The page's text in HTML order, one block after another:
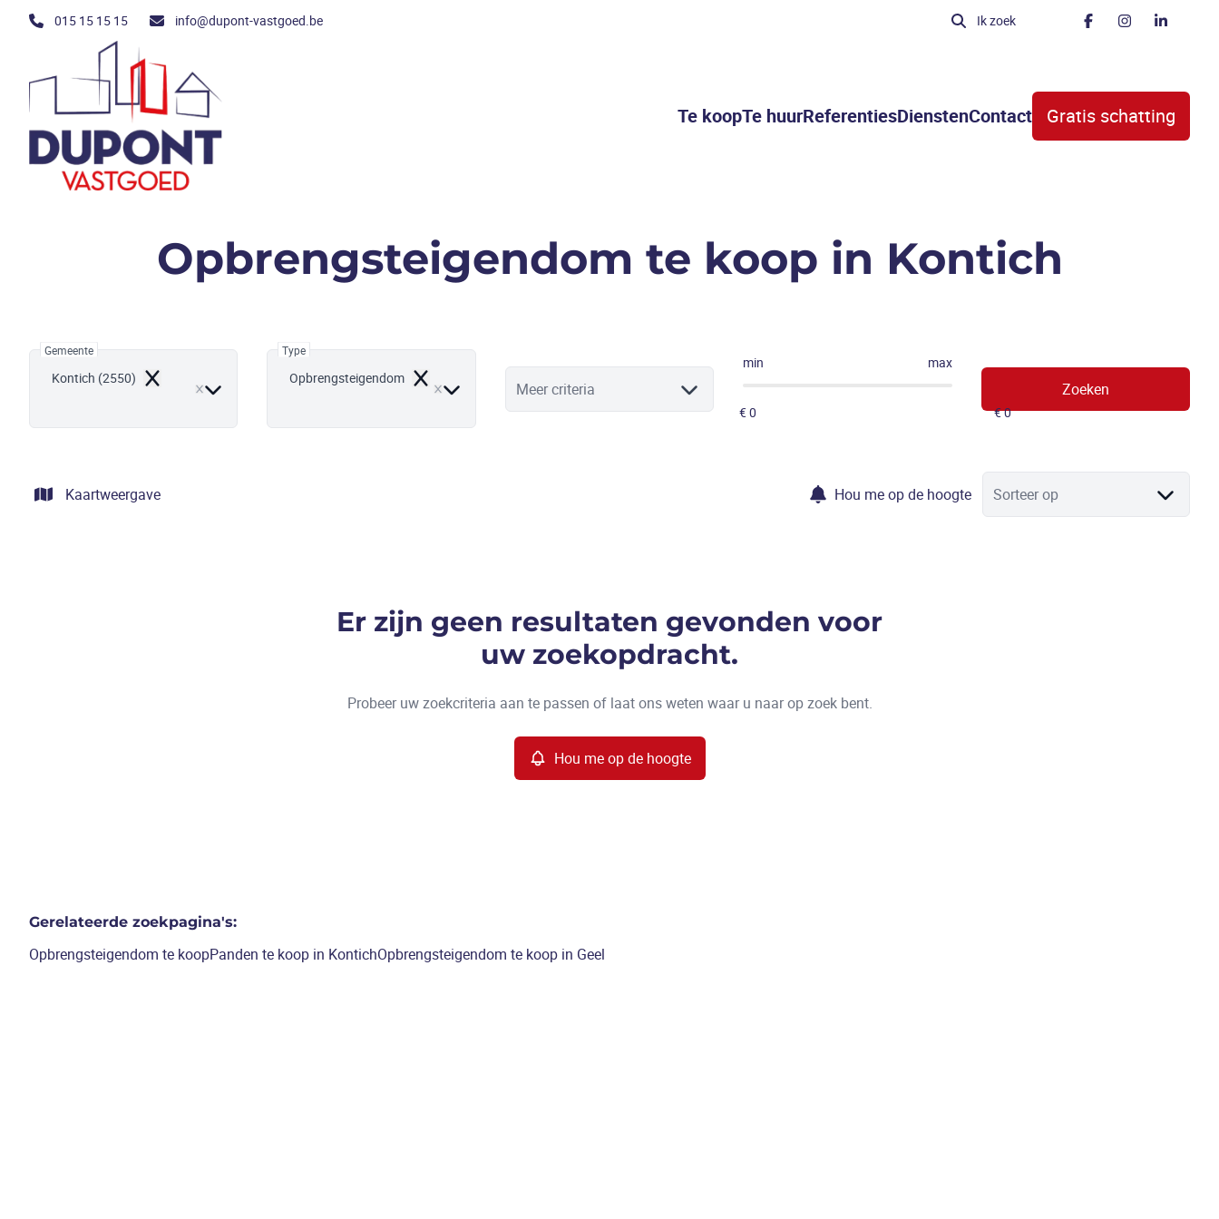
Ga naar hoofdinhoud
015 15 15 15 info@dupont-vastgoed.be Ik zoek
Te koopTe huurReferentiesDienstenContact Gratis schatting
Opbrengsteigendom te koop in Kontich
Gemeente
Kontich (2550) Remove
Type
Opbrengsteigendom Remove Meer criteria
min max
Zoeken
Kaartweergave Hou me op de hoogte Sorteer op
Er zijn geen resultaten gevonden voor
uw zoekopdracht.
Probeer uw zoekcriteria aan te passen of laat ons weten waar u naar op zoek bent.
Hou me op de hoogte
Gerelateerde zoekpagina's:
Opbrengsteigendom te koopPanden te koop in KontichOpbrengsteigendom te koop in Geel